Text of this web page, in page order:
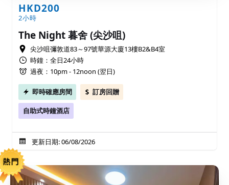
HKD200
2小時
The Night 暮舍 (尖沙咀)
尖沙咀彌敦道83～97號華源大廈13樓B2&B4室
時鐘：全日24小時
過夜：10pm - 12noon (翌日)
即時確應房間 訂房回贈
自助式時鐘酒店
更新日期: 06/08/2026